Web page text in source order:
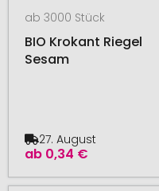
ab 3000 Stück
BIO Krokant Riegel
Sesam
ab 0,34 €
27. August